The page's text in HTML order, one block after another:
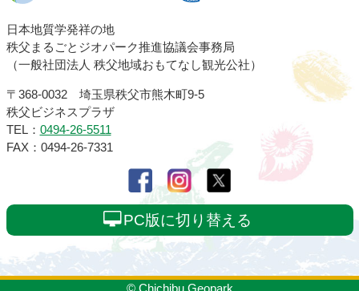
ジオパーク秩父
日本地質学発祥の地
秩父まるごとジオパーク推進協議会事務局
（一般社団法人 秩父地域おもてなし観光公社）
〒368-0032 埼玉県秩父市熊木町9-5
秩父ビジネスプラザ
TEL： 0494-26-5511
FAX：0494-26-7331
PC版に切り替える